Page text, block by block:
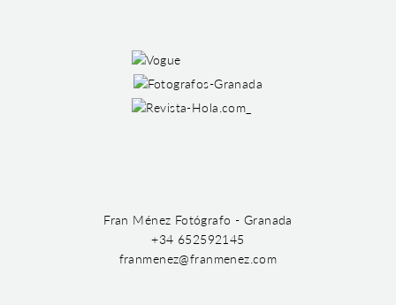
Fran Ménez Fotógrafo - Granada
+34 652592145
franmenez@franmenez.com